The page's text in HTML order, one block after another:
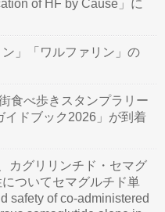
of HF by Cause」に
」「ワルファリン」の
食べ歩きスタンプラリー
イドブック2026」が到着
カグリリンチド・セマグ
ついてセマグルチド単
safety of co-administered